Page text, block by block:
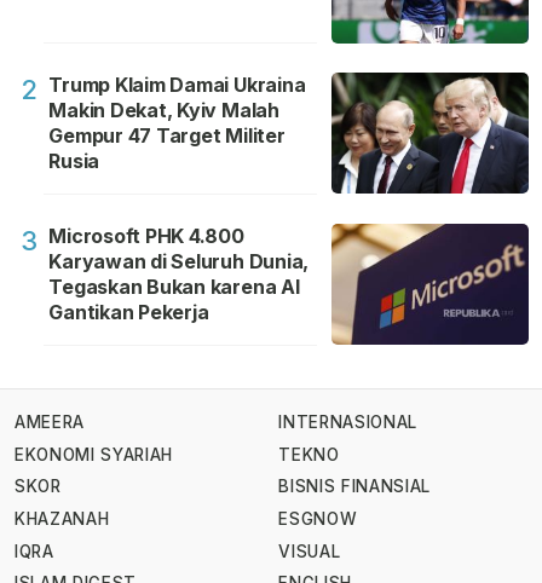
2 Trump Klaim Damai Ukraina
Makin Dekat, Kyiv Malah
Gempur 47 Target Militer
Rusia
3 Microsoft PHK 4.800
Karyawan di Seluruh Dunia,
Tegaskan Bukan karena AI
Gantikan Pekerja
AMEERA
EKONOMI SYARIAH
SKOR
KHAZANAH
IQRA
INTERNASIONAL
TEKNO
BISNIS FINANSIAL
ESGNOW
VISUAL